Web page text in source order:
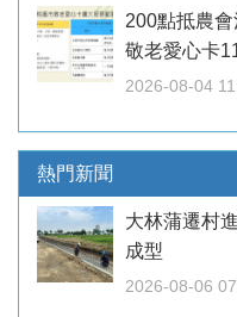
200點抵農
敬老愛心卡
2026-08-04
熱門新聞
大林蒲遷村
成型
2026-08-06